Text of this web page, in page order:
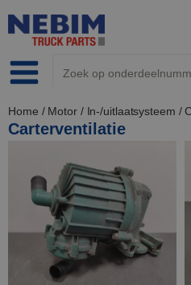
Home / Motor/ In-/uitlaatsysteem /
Carterventilatie